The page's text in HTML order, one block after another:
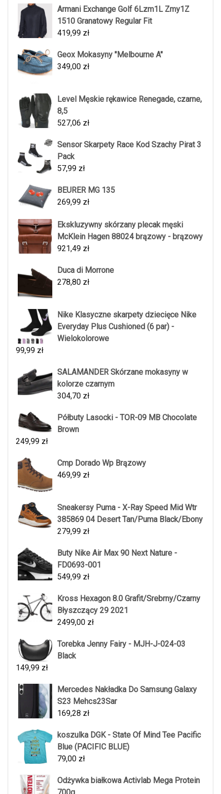
Armani Exchange Golf 6Lzm1L Zmy1Z
1510 Granatowy Regular Fit
419,99 zł
Geox Mokasyny "Melbourne A"
349,00 zł
Level Męskie rękawice Renegade, czarne,
8,5
527,06 zł
Sensor Skarpety Race Kod Szachy Pirat 3
Pack
57,99 zł
BEURER MG 135
269,99 zł
Ekskluzywny skórzany plecak męski
McKlein Hagen 88024 brązowy - brązowy
921,49 zł
Duca di Morrone
278,80 zł
Nike Klasyczne skarpety dziecięce Nike
Everyday Plus Cushioned (6 par) -
Wielokolorowe
99,99 zł
SALAMANDER Skórzane mokasyny w
kolorze czarnym
304,70 zł
Półbuty Lasocki - TOR-09 MB Chocolate
Brown
249,99 zł
Cmp Dorado Wp Brązowy
469,99 zł
Sneakersy Puma - X-Ray Speed Mid Wtr
385869 04 Desert Tan/Puma Black/Ebony
279,99 zł
Buty Nike Air Max 90 Next Nature -
FD0693-001
549,99 zł
Kross Hexagon 8.0 Grafit/Srebrny/Czarny
Błyszczący 29 2021
2499,00 zł
Torebka Jenny Fairy - MJH-J-024-03
Black
149,99 zł
Mercedes Nakładka Do Samsung Galaxy
S23 Mehcs23Sar
169,28 zł
koszulka DGK - State Of Mind Tee Pacific
Blue (PACIFIC BLUE)
79,00 zł
Odżywka białkowa Activlab Mega Protein
700g